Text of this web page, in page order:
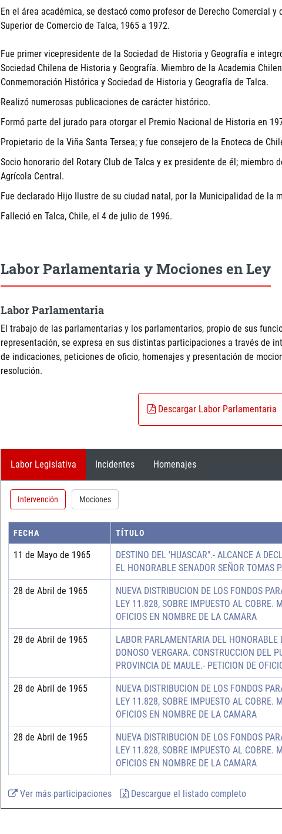
En el área académica, se destacó como profesor de Derecho Comercial
Superior de Comercio de Talca, 1965 a 1972.
Fue primer vicepresidente de la Sociedad de Historia y Geografía e
Sociedad Chilena de Historia y Geografía. Miembro de la Academia
Conmemoración Histórica y Sociedad de Historia y Geografía de Talca.
Realizó numerosas publicaciones de carácter histórico.
Formó parte del jurado para otorgar el Premio Nacional de Historia en
Propietario de la Viña Santa Tersea; y fue consejero de la Enoteca de
Socio honorario del Rotary Club de Talca y ex presidente de él; miembro
Agrícola Central.
Fue declarado Hijo Ilustre de su ciudad natal, por la Municipalidad de la
Falleció en Talca, Chile, el 4 de julio de 1996.
Labor Parlamentaria y Mociones en Ley
Labor Parlamentaria
El trabajo de las parlamentarias y los parlamentarios, propio de sus
representación, se expresa en sus distintas participaciones a través de
de indicaciones, peticiones de oficio, homenajes y presentación de
resolución.
Descargar Labor Parlamentaria
Labor Legislativa Incidentes Homenajes
Intervención Mociones
FECHA TÍTULO
11 de Mayo de 1965
DESTINO DEL 'HUASCAR".- ALCANCE A
EL HONORABLE SENADOR SEÑOR TOMAS
28 de Abril de 1965
NUEVA DISTRIBUCION DE LOS FONDOS
LEY 11.828, SOBRE IMPUESTO AL COBRE.
OFICIOS EN NOMBRE DE LA CAMARA
28 de Abril de 1965
LABOR PARLAMENTARIA DEL HONORABLE
DONOSO VERGARA. CONSTRUCCION DEL
PROVINCIA DE MAULE.- PETICION DE
28 de Abril de 1965
NUEVA DISTRIBUCION DE LOS FONDOS
LEY 11.828, SOBRE IMPUESTO AL COBRE.
OFICIOS EN NOMBRE DE LA CAMARA
28 de Abril de 1965
NUEVA DISTRIBUCION DE LOS FONDOS
LEY 11.828, SOBRE IMPUESTO AL COBRE.
OFICIOS EN NOMBRE DE LA CAMARA
Ver más participaciones Descargue el listado completo